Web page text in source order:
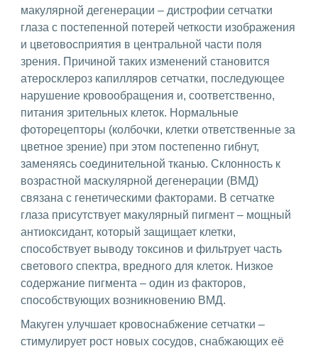
макулярной дегенерации – дистрофии сетчатки
глаза с постепенной потерей четкости изображения
и цветовосприятия в центральной части поля
зрения. Причиной таких изменений становится
атеросклероз капилляров сетчатки, последующее
нарушение кровообращения и, соответственно,
питания зрительных клеток. Нормальные
фоторецепторы (колбочки, клетки ответственные за
цветное зрение) при этом постепенно гибнут,
заменяясь соединительной тканью. Склонность к
возрастной маскулярной дегенерации (ВМД)
связана с генетическими факторами. В сетчатке
глаза присутствует макулярный пигмент – мощный
антиоксидант, который защищает клетки,
способствует выводу токсинов и фильтрует часть
светового спектра, вредного для клеток. Низкое
содержание пигмента – один из факторов,
способствующих возникновению ВМД.
Макуген улучшает кровоснабжение сетчатки –
стимулирует рост новых сосудов, снабжающих её